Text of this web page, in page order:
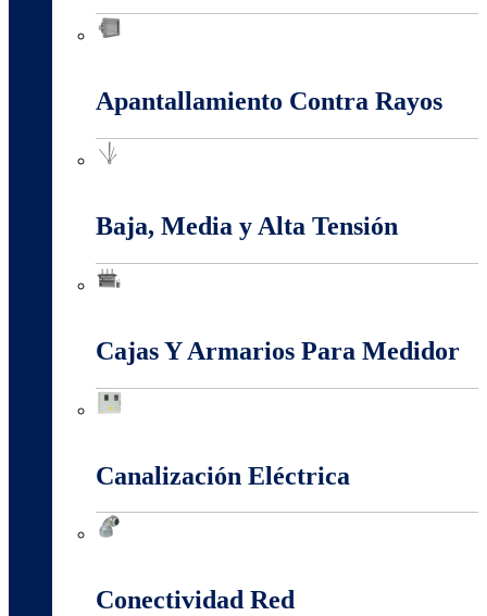
Apantallamiento Contra Rayos
Baja, Media y Alta Tensión
Cajas Y Armarios Para Medidor
Canalización Eléctrica
Conectividad Red